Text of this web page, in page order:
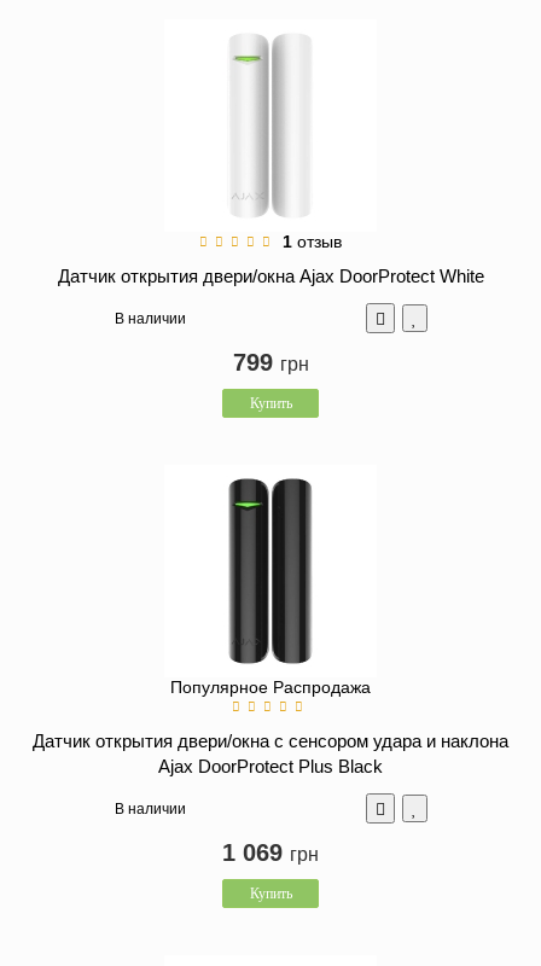
1 отзыв
Датчик открытия двери/окна Ajax DoorProtect White
В наличии
799 грн
Купить
Популярное Распродажа
Датчик открытия двери/окна с сенсором удара и наклона
Ajax DoorProtect Plus Black
В наличии
1 069 грн
Купить